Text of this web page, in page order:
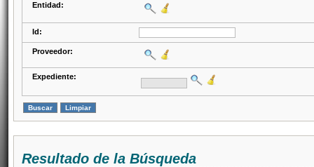
Entidad:
Id:
Proveedor:
Expediente:
Resultado de la Búsqueda